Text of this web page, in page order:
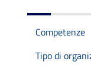
Competenze
Tipo di